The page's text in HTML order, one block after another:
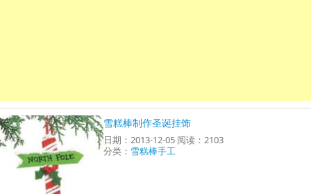
雪糕棒制作圣诞挂饰
日期：2013-12-05 阅读：2103
分类： 雪糕棒手工